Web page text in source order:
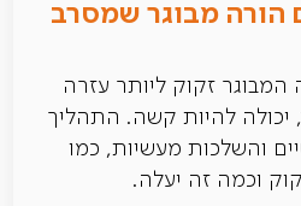
הורה מבוגר שמסרב
זקוק ליותר עזרה
יכולה להיות קשה. התהליך
והשלכות מעשיות, כמו
וכמה זה יעלה.